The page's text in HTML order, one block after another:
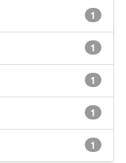
1
1
1
1
1